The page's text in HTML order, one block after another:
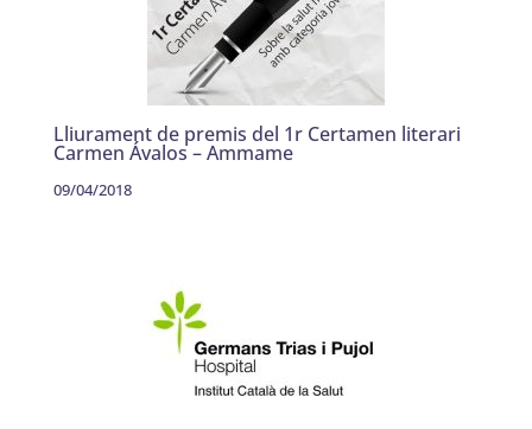
Lliurament de premis del 1r Certamen literari
Carmen Ávalos – Ammame
09/04/2018